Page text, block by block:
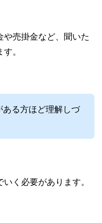
売掛金など、聞いた
。
る方ほど理解しづ
く必要があります。